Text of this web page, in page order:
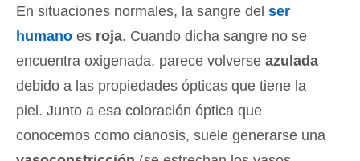
En situaciones normales, la sangre del ser
humano es roja. Cuando dicha sangre no se
encuentra oxigenada, parece volverse azulada
debido a las propiedades ópticas que tiene la
piel. Junto a esa coloración óptica que
conocemos como cianosis, suele generarse una